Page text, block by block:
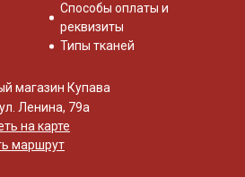
Способы оплаты и
реквизиты
Типы тканей
магазин Купава
Ленина, 79а
на карте
маршрут